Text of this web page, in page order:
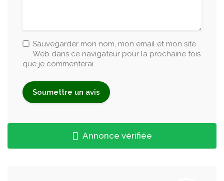
Sauvegarder mon nom, mon email et mon site
Web dans ce navigateur pour la prochaine fois
que je commenterai.
Annonce vérifiée